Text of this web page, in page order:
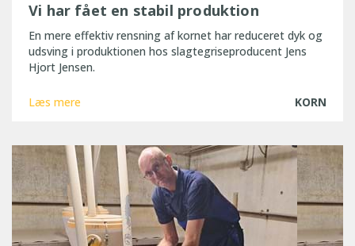
Vi har fået en stabil produktion
En mere effektiv rensning af kornet har reduceret dyk og
udsving i produktionen hos slagtegriseproducent Jens
Hjort Jensen.
Læs mere KORN